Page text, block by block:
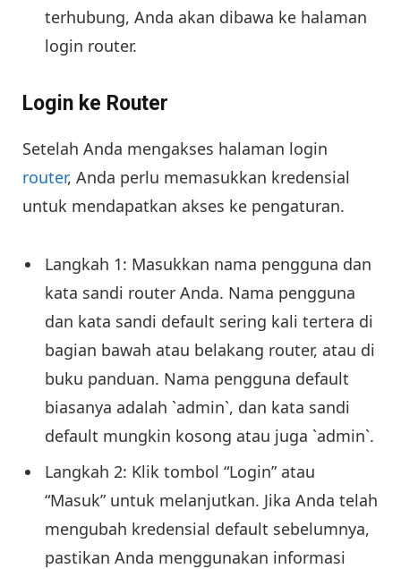
terhubung, Anda akan dibawa ke halaman
login router.
Login ke Router
Setelah Anda mengakses halaman login
router, Anda perlu memasukkan kredensial
untuk mendapatkan akses ke pengaturan.
Langkah 1: Masukkan nama pengguna dan
kata sandi router Anda. Nama pengguna
dan kata sandi default sering kali tertera di
bagian bawah atau belakang router, atau di
buku panduan. Nama pengguna default
biasanya adalah `admin`, dan kata sandi
default mungkin kosong atau juga `admin`.
Langkah 2: Klik tombol “Login” atau
“Masuk” untuk melanjutkan. Jika Anda telah
mengubah kredensial default sebelumnya,
pastikan Anda menggunakan informasi